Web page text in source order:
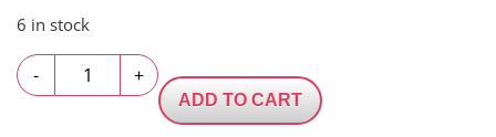
6 in stock
-
Segnaposto
+
ADD TO CART